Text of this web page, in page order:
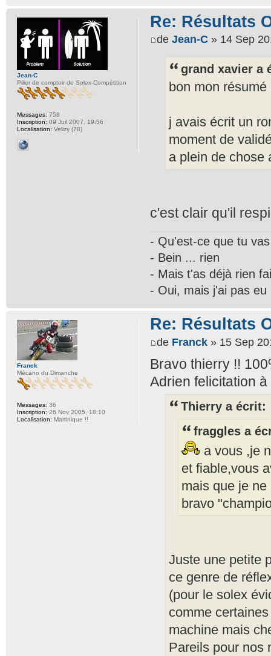
Re: Résultats
de Jean-C » 14 Sep
grand xavier a
bon mon résumé
j avais écrit un
moment de
a plein de chose
c'est clair qu'il
- Qu'est-ce que tu
- Bein ... rien
- Mais t'as déjà rien
- Oui, mais j'ai pas
Jean-C
Pilier de comptoir de Solex-Compétition
Messages: 758
Inscription: 09 Juil 2007, 19:56
Localisation: Velizy (78)
Re: Résultats
de Franck » 15 Sep
Bravo thierry !!
Adrien felicitation
Thierry a écrit:
fraggles a
a vous ,je
et fiable,vous
mais que je
bravo
Juste une petite
ce genre de
(pour le solex
comme
machine mais
Pareils pour nos
Franck
Mécano du Dimanche
Messages: 36
Inscription: 26 Nov 2005, 18:10
Localisation: Martinique !!